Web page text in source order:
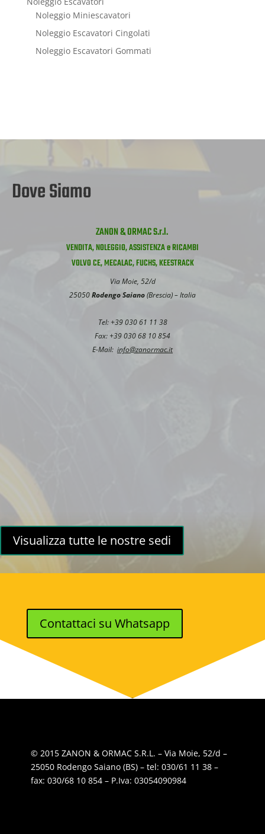
Noleggio Miniescavatori
Noleggio Escavatori Cingolati
Noleggio Escavatori Gommati
Dove Siamo
ZANON & ORMAC S.r.l.
VENDITA, NOLEGGIO, ASSISTENZA e RICAMBI
VOLVO CE, MECALAC, FUCHS, KEESTRACK
Via Moie, 52/d
25050Rodengo Saiano(Brescia) – Italia
Tel: +39 030 61 11 38
Fax: +39 030 68 10 854
E-Mail: info@zanormac.it
Visualizza tutte le nostre sedi
Contattaci su Whatsapp
© 2015 ZANON & ORMAC S.R.L. – Via Moie, 52/d –
25050 Rodengo Saiano (BS) – tel: 030/61 11 38 –
fax: 030/68 10 854 – P.Iva: 03054090984